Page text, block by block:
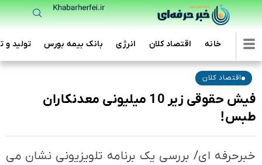
خانه اقتصاد کلان انرژی بانک بیمه بورس تولید و
اقتصاد کلان
فیش حقوقی زیر 10 میلیونی معدنکاران
طبس!
خبرحرفه ای/ بررسی یک برنامه تلویزیونی نشان می